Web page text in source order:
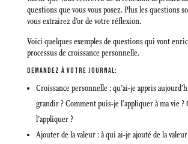
questions que vous vous posez. Plus les questions
vous extrairez d’or de votre réflexion.
Voici quelques exemples de questions qui vont
processus de croissance personnelle.
DEMANDEZ À VOTRE JOURNAL:
Croissance personnelle : qu’ai-je appris
grandir ? Comment puis-je l’appliquer à ma vie ?
l’appliquer ?
Ajouter de la valeur : à qui ai-je ajouté de la